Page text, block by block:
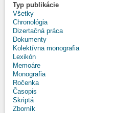
Typ publikácie
Všetky
Chronológia
Dizertačná práca
Dokumenty
Kolektívna monografia
Lexikón
Memoáre
Monografia
Ročenka
Časopis
Skriptá
Zborník